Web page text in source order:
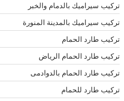
تركيب سيراميك بالدمام والخبر
تركيب سيراميك بالمدينة المنورة
تركيب طارد الحمام
تركيب طارد الحمام الرياض
تركيب طارد الحمام بالدوادمى
تركيب طارد للحمام